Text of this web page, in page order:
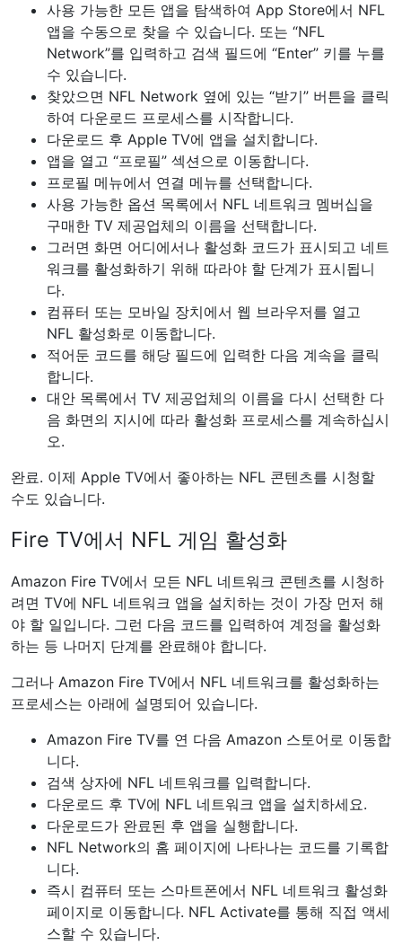
사용 가능한 모든 앱을 탐색하여 App Store에서 NFL
앱을 수동으로 찾을 수 있습니다. 또는 “NFL
Network”를 입력하고 검색 필드에 “Enter” 키를 누를
수 있습니다.
찾았으면 NFL Network 옆에 있는 “받기” 버튼을 클릭
하여 다운로드 프로세스를 시작합니다.
다운로드 후 Apple TV에 ​​앱을 설치합니다.
앱을 열고 “프로필” 섹션으로 이동합니다.
프로필 메뉴에서 연결 메뉴를 선택합니다.
사용 가능한 옵션 목록에서 NFL 네트워크 멤버십을
구매한 TV 제공업체의 이름을 선택합니다.
그러면 화면 어디에서나 활성화 코드가 표시되고 네트
워크를 활성화하기 위해 따라야 할 단계가 표시됩니
다.
컴퓨터 또는 모바일 장치에서 웹 브라우저를 열고
NFL 활성화로 이동합니다.
적어둔 코드를 해당 필드에 입력한 다음 계속을 클릭
합니다.
대안 목록에서 TV 제공업체의 이름을 다시 선택한 다
음 화면의 지시에 따라 활성화 프로세스를 계속하십시
오.
완료. 이제 Apple TV에서 좋아하는 NFL 콘텐츠를 시청할
수도 있습니다.
Fire TV에서 NFL 게임 활성화
Amazon Fire TV에서 모든 NFL 네트워크 콘텐츠를 시청하
려면 TV에 NFL 네트워크 앱을 설치하는 것이 가장 먼저 해
야 할 일입니다. 그런 다음 코드를 입력하여 계정을 활성화
하는 등 나머지 단계를 완료해야 합니다.
그러나 Amazon Fire TV에서 NFL 네트워크를 활성화하는
프로세스는 아래에 설명되어 있습니다.
Amazon Fire TV를 연 다음 Amazon 스토어로 이동합
니다.
검색 상자에 NFL 네트워크를 입력합니다.
다운로드 후 TV에 NFL 네트워크 앱을 설치하세요.
다운로드가 완료된 후 앱을 실행합니다.
NFL Network의 홈 페이지에 나타나는 코드를 기록합
니다.
즉시 컴퓨터 또는 스마트폰에서 NFL 네트워크 활성화
페이지로 이동합니다. NFL Activate를 통해 직접 액세
스할 수 있습니다.